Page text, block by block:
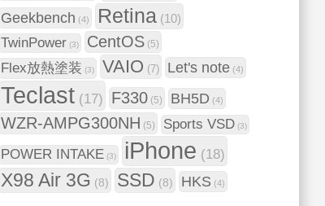
Geekbench (4) Retina (10)
TwinPower (3) CentOS (5)
Flex放熱塗装 (3) VAIO (7) Let's note (4)
Teclast (17) F330 (5) BH5D (4)
WZR-AMPG300NH (5) Sports VSD (3)
POWER INTAKE (3) iPhone (18)
X98 Air 3G (8) SSD (8) HKS (4)